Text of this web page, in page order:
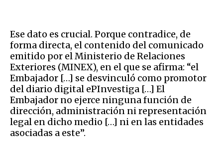
Ese dato es crucial. Porque contradice, de
forma directa, el contenido del comunicado
emitido por el Ministerio de Relaciones
Exteriores (MINEX), en el que se afirma: “el
Embajador […] se desvinculó como promotor
del diario digital ePInvestiga […] El
Embajador no ejerce ninguna función de
dirección, administración ni representación
legal en dicho medio […] ni en las entidades
asociadas a este”.